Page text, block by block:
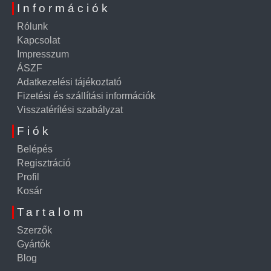
Információk
Rólunk
Kapcsolat
Impresszum
ÁSZF
Adatkezelési tájékoztató
Fizetési és szállítási információk
Visszatérítési szabályzat
Fiók
Belépés
Regisztráció
Profil
Kosár
Tartalom
Szerzők
Gyártók
Blog